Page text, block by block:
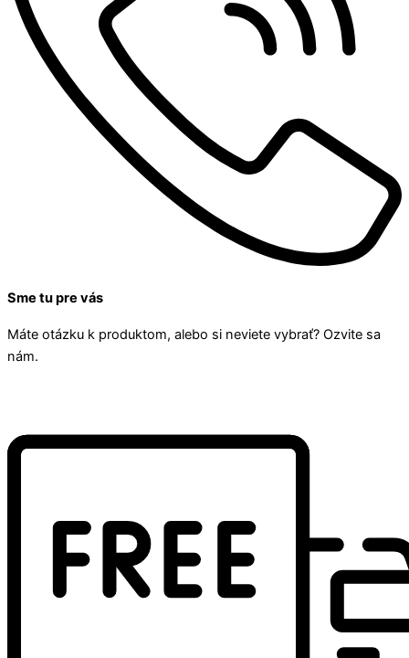
Sme tu pre vás
Máte otázku k produktom, alebo si neviete vybrať? Ozvite sa
nám.